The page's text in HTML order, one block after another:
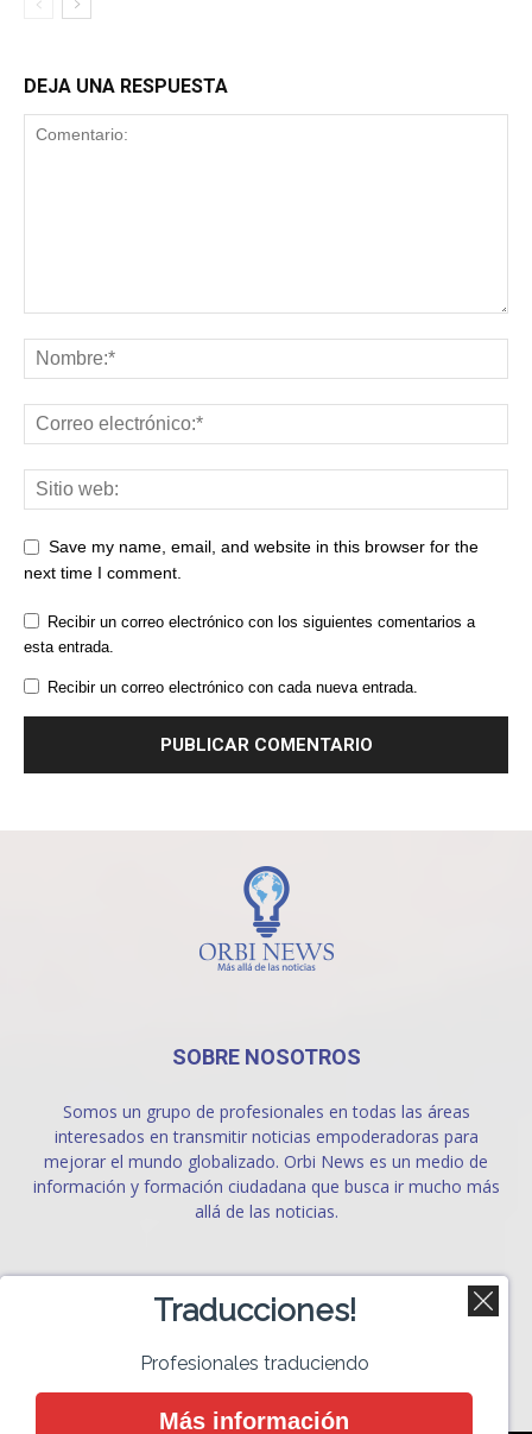
DEJA UNA RESPUESTA
Save my name, email, and website in this browser for the
next time I comment.
Recibir un correo electrónico con los siguientes comentarios a
esta entrada.
Recibir un correo electrónico con cada nueva entrada.
SOBRE NOSOTROS
Somos un grupo de profesionales en todas las áreas
interesados en transmitir noticias empoderadoras para
mejorar el mundo globalizado. Orbi News es un medio de
información y formación ciudadana que busca ir mucho más
allá de las noticias.
SÍGUENOS
Traducciones!
Profesionales traduciendo
Más información